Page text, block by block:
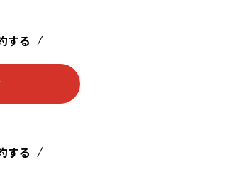
する
する